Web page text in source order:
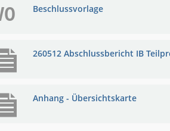
Beschlussvorlage
260512 Abschlussbericht IB
Anhang - Übersichtskarte